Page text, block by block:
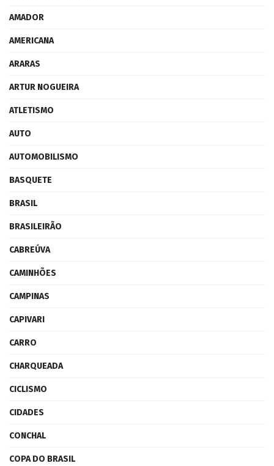
AMADOR
AMERICANA
ARARAS
ARTUR NOGUEIRA
ATLETISMO
AUTO
AUTOMOBILISMO
BASQUETE
BRASIL
BRASILEIRÃO
CABREÚVA
CAMINHÕES
CAMPINAS
CAPIVARI
CARRO
CHARQUEADA
CICLISMO
CIDADES
CONCHAL
COPA DO BRASIL